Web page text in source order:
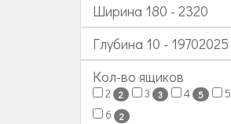
Ширина 180 - 2320
Глубина 10 - 19702025
Кол-во ящиков
2 2 3 3 4 5 5
6 2